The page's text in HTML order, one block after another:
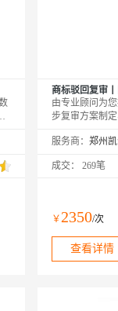
商标驳回复审
由专业顾问为
步复审方案制
顾问的引导下
服务商：
成交： 269笔
￥2350/次
查看详情